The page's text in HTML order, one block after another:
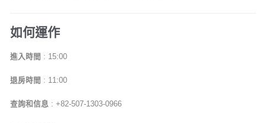
如何運作
進入時間 : 15:00
退房時間 : 11:00
查詢和信息 : +82-507-1303-0966